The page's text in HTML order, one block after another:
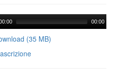
00:00
(35 MB)